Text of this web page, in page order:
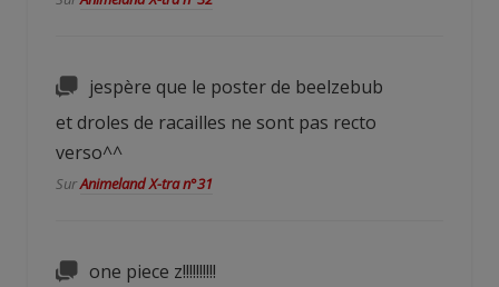
jespère que le poster de beelzebub
et droles de racailles ne sont pas recto
verso^^
SurAnimeland X-tra n°31
one piece z!!!!!!!!!!